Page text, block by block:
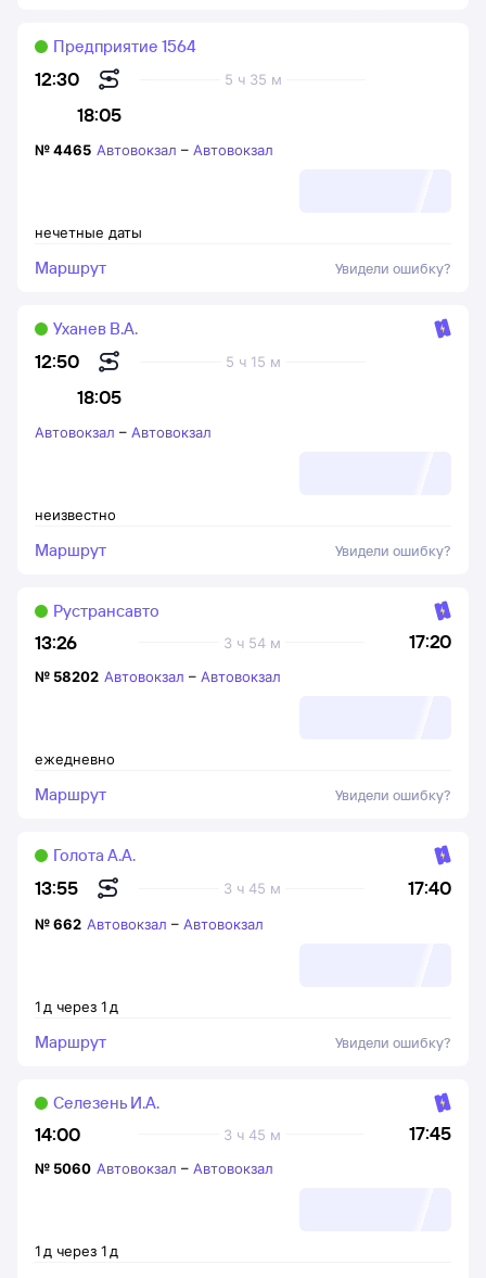
12:30
18:05
5 ч 35 м
Предприятие 1564
нечетные даты
№4465 Автовокзал – Автовокзал
Маршрут Увидели ошибку?
12:50
18:05
5 ч 15 м
Уханев В.А.
неизвестно
Автовокзал – Автовокзал
Маршрут Увидели ошибку?
13:26 17:20
3 ч 54 м
Рустрансавто
ежедневно
№ 58202 Автовокзал – Автовокзал
Маршрут Увидели ошибку?
13:55 17:40
3 ч 45 м
Голота А.А.
1 д через 1 д
№662 Автовокзал – Автовокзал
Маршрут Увидели ошибку?
14:00 17:45
3 ч 45 м
Селезень И.А.
1 д через 1 д
№ 5060 Автовокзал – Автовокзал